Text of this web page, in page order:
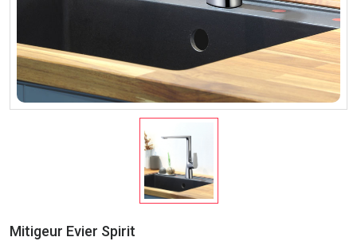
Mitigeur Evier Spirit